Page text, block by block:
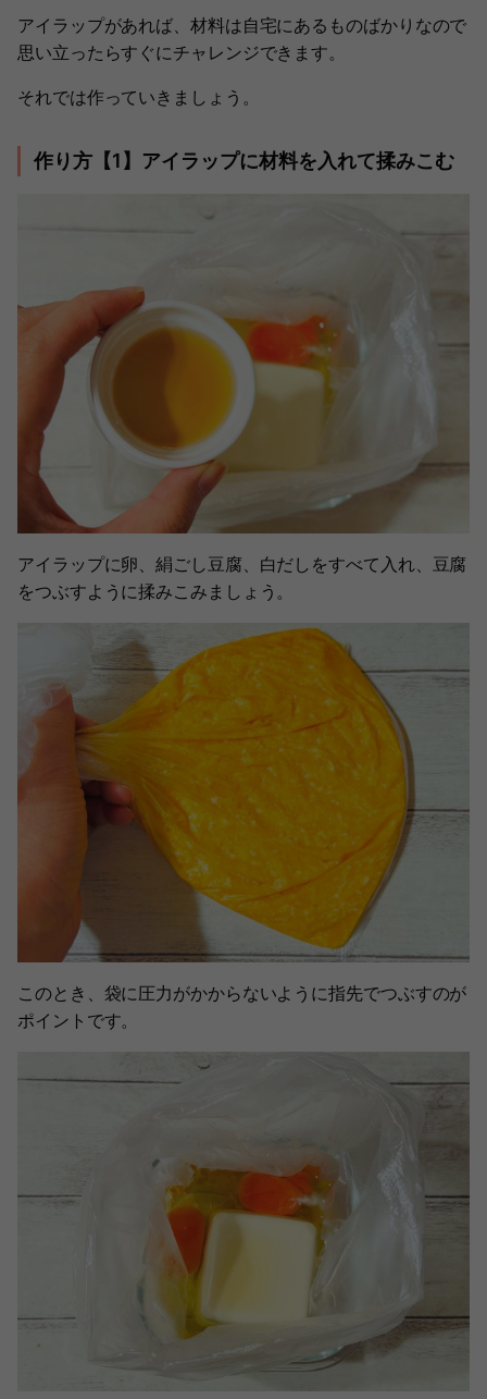
アイラップがあれば、材料は自宅にあるものばかりなので
思い立ったらすぐにチャレンジできます。
それでは作っていきましょう。
作り方【1】アイラップに材料を入れて揉みこむ
アイラップに卵、絹ごし豆腐、白だしをすべて入れ、豆腐
をつぶすように揉みこみましょう。
このとき、袋に圧力がかからないように指先でつぶすのが
ポイントです。